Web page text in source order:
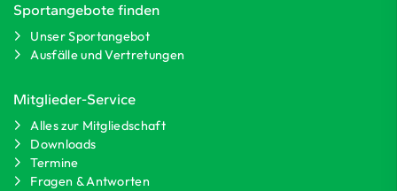
Sportangebote finden
Unser Sportangebot
Ausfälle und Vertretungen
Mitglieder-Service
Alles zur Mitgliedschaft
Downloads
Termine
Fragen & Antworten